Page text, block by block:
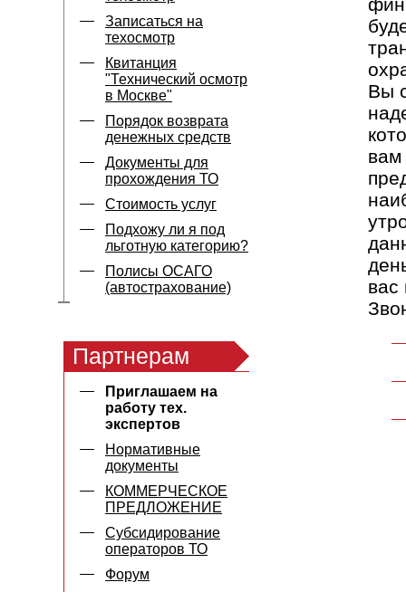
Записаться на
техосмотр
Квитанция
"Технический осмотр
в Москве"
Порядок возврата
денежных средств
Документы для
прохождения ТО
Стоимость услуг
Подхожу ли я под
льготную категорию?
Полисы ОСАГО
(автострахование)
Партнерам
Приглашаем на
работу тех.
экспертов
Нормативные
документы
КОММЕРЧЕСКОЕ
ПРЕДЛОЖЕНИЕ
Субсидирование
операторов ТО
Форум
Вы
вам
вас